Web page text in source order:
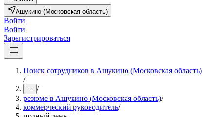
Ашукино (Московская область)
Войти
Войти
Зарегистрироваться
Поиск сотрудников в Ашукино (Московская область)
/
... /
резюме в Ашукино (Московская область)/
коммерческий руководитель/